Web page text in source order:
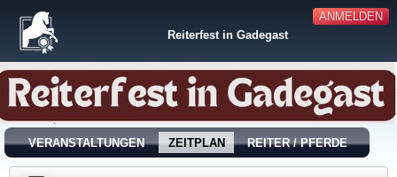
ANMELDEN
Reiterfest in Gadegast
VERANSTALTUNGEN ZEITPLAN REITER / PFERDE